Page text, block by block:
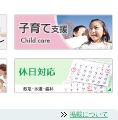
掲載について